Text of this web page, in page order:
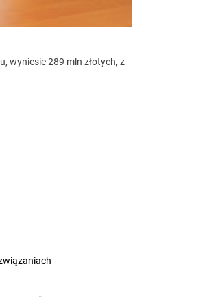
wyniesie 289 mln złotych, z